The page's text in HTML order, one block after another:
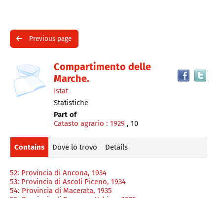
Previous page
Dettaglio
del
documento
cover
Compartimento delle
Marche.
Istat
Statistiche
Part of
Catasto agrario : 1929 , 10
Contains Dove lo trovo Details
52: Provincia di Ancona, 1934
53: Provincia di Ascoli Piceno, 1934
54: Provincia di Macerata, 1935